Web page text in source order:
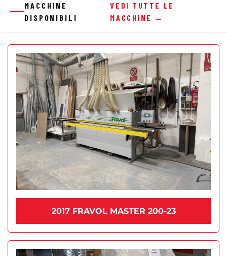
MACCHINE
DISPONIBILI
VEDI TUTTE LE
MACCHINE →
2017 FRAVOL MASTER 200-23